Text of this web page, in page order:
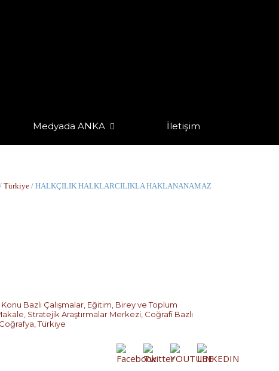
Medyada ANKA İletişim
/ Türkiye / HALKÇILIK HALKLARCILIKLA HAKLANANAMAZ
Konu Bazlı Çalışmalar, Eğitim, Birey ve Toplum
, Stratejik Araştırmalar Merkezi, Coğrafi Bazlı
,Türkiye